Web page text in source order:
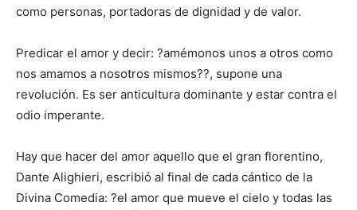
como personas, portadoras de dignidad y de valor.
Predicar el amor y decir: ?amémonos unos a otros como
nos amamos a nosotros mismos??, supone una
revolución. Es ser anticultura dominante y estar contra el
odio imperante.
Hay que hacer del amor aquello que el gran florentino,
Dante Alighieri, escribió al final de cada cántico de la
Divina Comedia: ?el amor que mueve el cielo y todas las